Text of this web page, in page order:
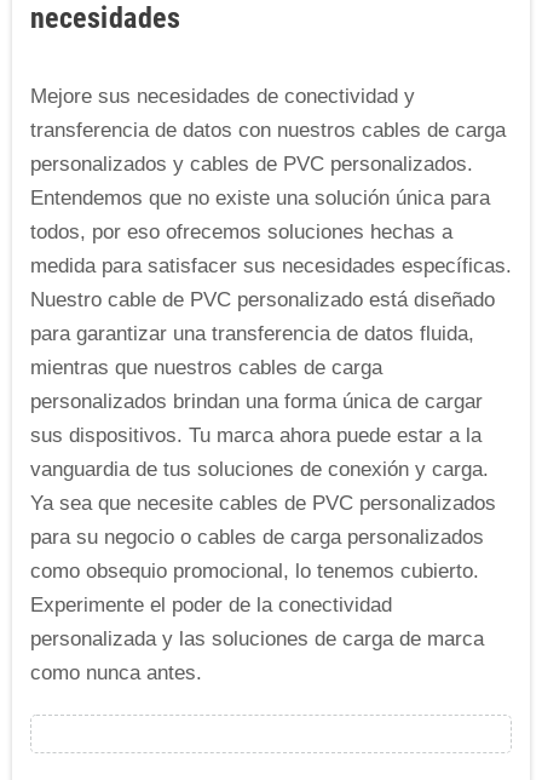
necesidades
Mejore sus necesidades de conectividad y
transferencia de datos con nuestros cables de carga
personalizados y cables de PVC personalizados.
Entendemos que no existe una solución única para
todos, por eso ofrecemos soluciones hechas a
medida para satisfacer sus necesidades específicas.
Nuestro cable de PVC personalizado está diseñado
para garantizar una transferencia de datos fluida,
mientras que nuestros cables de carga
personalizados brindan una forma única de cargar
sus dispositivos. Tu marca ahora puede estar a la
vanguardia de tus soluciones de conexión y carga.
Ya sea que necesite cables de PVC personalizados
para su negocio o cables de carga personalizados
como obsequio promocional, lo tenemos cubierto.
Experimente el poder de la conectividad
personalizada y las soluciones de carga de marca
como nunca antes.